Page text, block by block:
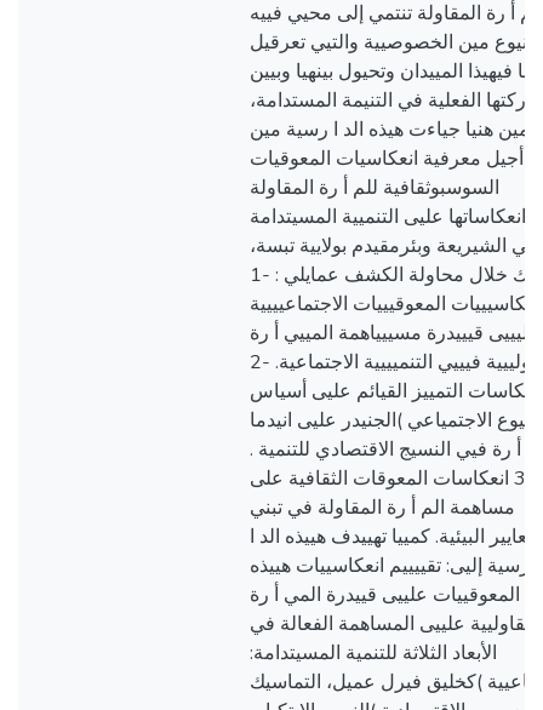
أ رة المقاولة تنتمي إلى محيي فييه
نيوع مين الخصوصيية والتيي تعرقيل
فيهيذا المييدان وتحيول بينهيا وبيين
الفعلية في التنيمة المستدامة،
ومين هنيا جياءت هيذه الد ا رسية مين
أجيل معرفية انعكاسيات المعوقيات
السوسبوثقافية للم أ رة المقاولة
وانعكاساتها عليى التنميية المسيتدامة
الشيريعة وبئرمقيدم بولايية تبسة،
وذلك خلال محاولة الكشف عمايلي : -1
المعوقيييات الاجتماعيييية
عليييى قيييدرة مسييياهمة المييي أ رة
المقاولييية فيييي التنميييية الاجتماعية. -2
انعكاسات التمييز القيائم عليى أسياس
النيوع الاجتمياعي )الجنيدر عليى انيدما
أ رة فيي النسيج الاقتصادي للتنمية .
-3 انعكاسات المعوقات الثقافية على
مساهمة الم أ رة المقاولة في تبني
البيئية. كمييا تهييدف هييذه الد ا
رسية إليى: تقييييم انعكاسييات هييذه
المعوقييات علييى قييدرة المي أ رة
علييى المساهمة الفعالة في
الأبعاد الثلاثة للتنمية المسيتدامة:
)كخليق فيرل عميل، التماسيك